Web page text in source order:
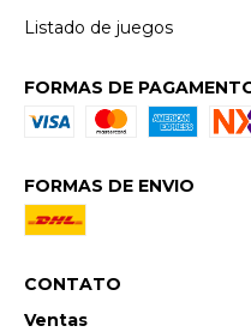
Listado de juegos
FORMAS DE
FORMAS DE ENVIO
CONTATO
Ventas